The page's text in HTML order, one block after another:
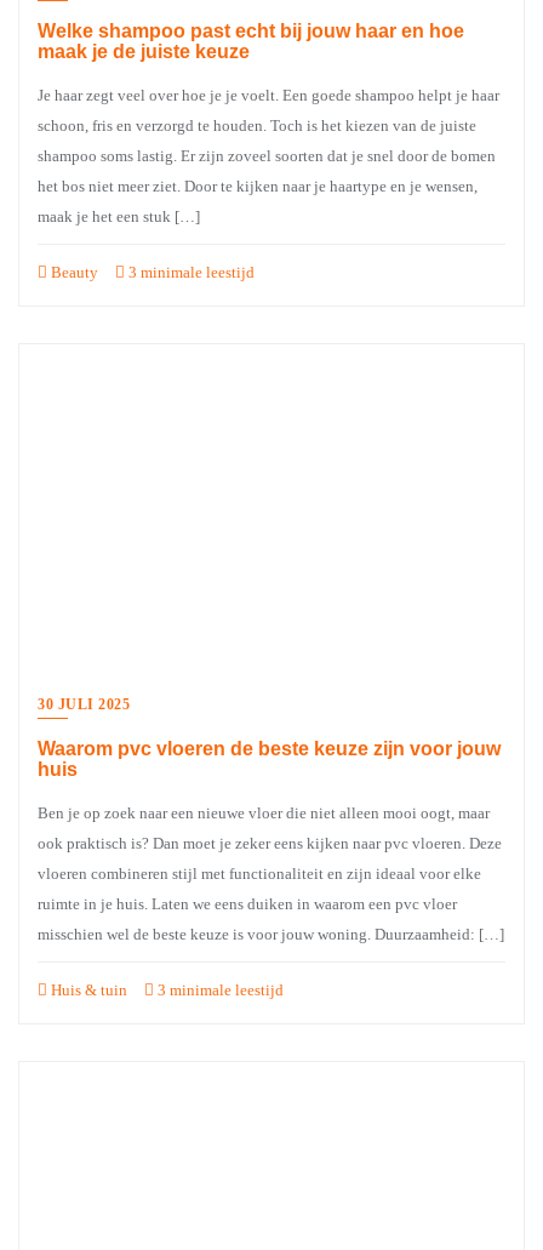
Welke shampoo past echt bij jouw haar en hoe
maak je de juiste keuze
Je haar zegt veel over hoe je je voelt. Een goede shampoo helpt je haar
schoon, fris en verzorgd te houden. Toch is het kiezen van de juiste
shampoo soms lastig. Er zijn zoveel soorten dat je snel door de bomen
het bos niet meer ziet. Door te kijken naar je haartype en je wensen,
maak je het een stuk […]
Beauty 3 minimale leestijd
30 JULI 2025
Waarom pvc vloeren de beste keuze zijn voor jouw
huis
Ben je op zoek naar een nieuwe vloer die niet alleen mooi oogt, maar
ook praktisch is? Dan moet je zeker eens kijken naar pvc vloeren. Deze
vloeren combineren stijl met functionaliteit en zijn ideaal voor elke
ruimte in je huis. Laten we eens duiken in waarom een pvc vloer
misschien wel de beste keuze is voor jouw woning. Duurzaamheid: […]
Huis & tuin 3 minimale leestijd